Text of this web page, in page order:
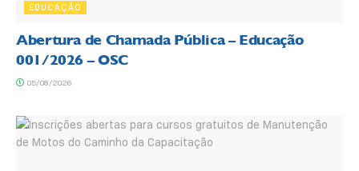
EDUCAÇÃO
Abertura de Chamada Pública – Educação
001/2026 – OSC
05/08/2026